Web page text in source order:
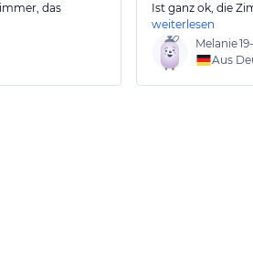
das
Ist ganz ok, die
weiterlesen
Melanie
Aus